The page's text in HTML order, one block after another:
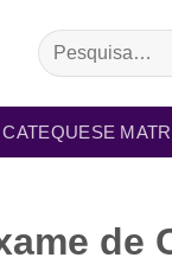
CATEQUESE
de